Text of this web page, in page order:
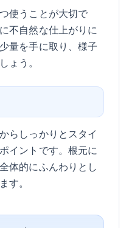
使うことが大切で
不自然な仕上がりに
量を手に取り、様子
ょう。
らしっかりとスタイ
イントです。根元に
体的にふんわりとし
す。